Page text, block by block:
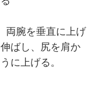
両腕を垂直に上げ
ばし、尻を肩か
に上げる。